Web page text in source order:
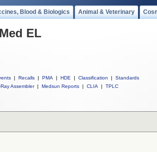
Blood & Biologics Animal & Veterinary
EL
| Recalls | PMA | HDE | Classification |
Standards
Assembler | Medsun Reports | CLIA | TPLC